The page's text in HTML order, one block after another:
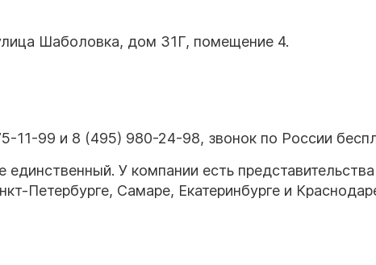
Шаболовка, дом 31Г, помещение 4.
11-99 и 8 (495) 980-24-98, звонок по России
У компании есть
Петербурге, Самаре, Екатеринбурге и